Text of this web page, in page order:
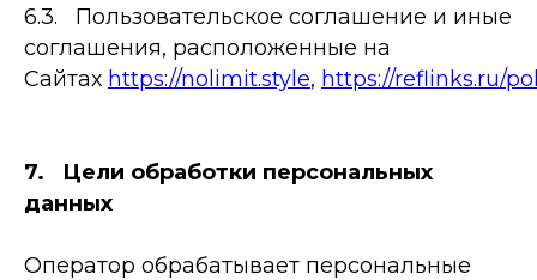
6.3. Пользовательское соглашение и иные
соглашения, расположенные на
Сайтах https://nolimit.style, https://reflinks.ru/
7. Цели обработки персональных
данных
Оператор обрабатывает персональные